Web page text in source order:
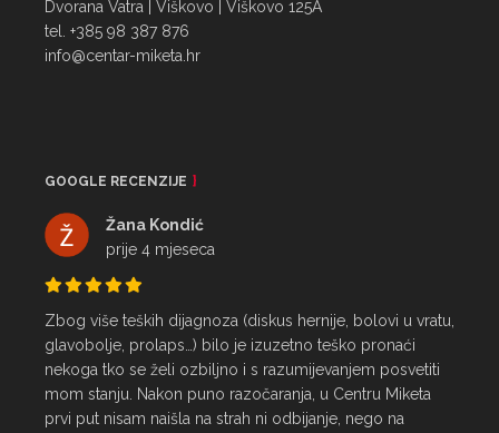
Dvorana Vatra | Viškovo | Viškovo 125A
tel. +385 98 387 876
info@centar-miketa.hr
GOOGLE RECENZIJE
Žana Kondić
prije 4 mjeseca
Zbog više teških dijagnoza (diskus hernije, bolovi u vratu,
glavobolje, prolaps…) bilo je izuzetno teško pronaći
nekoga tko se želi ozbiljno i s razumijevanjem posvetiti
mom stanju. Nakon puno razočaranja, u Centru Miketa
prvi put nisam naišla na strah ni odbijanje, nego na